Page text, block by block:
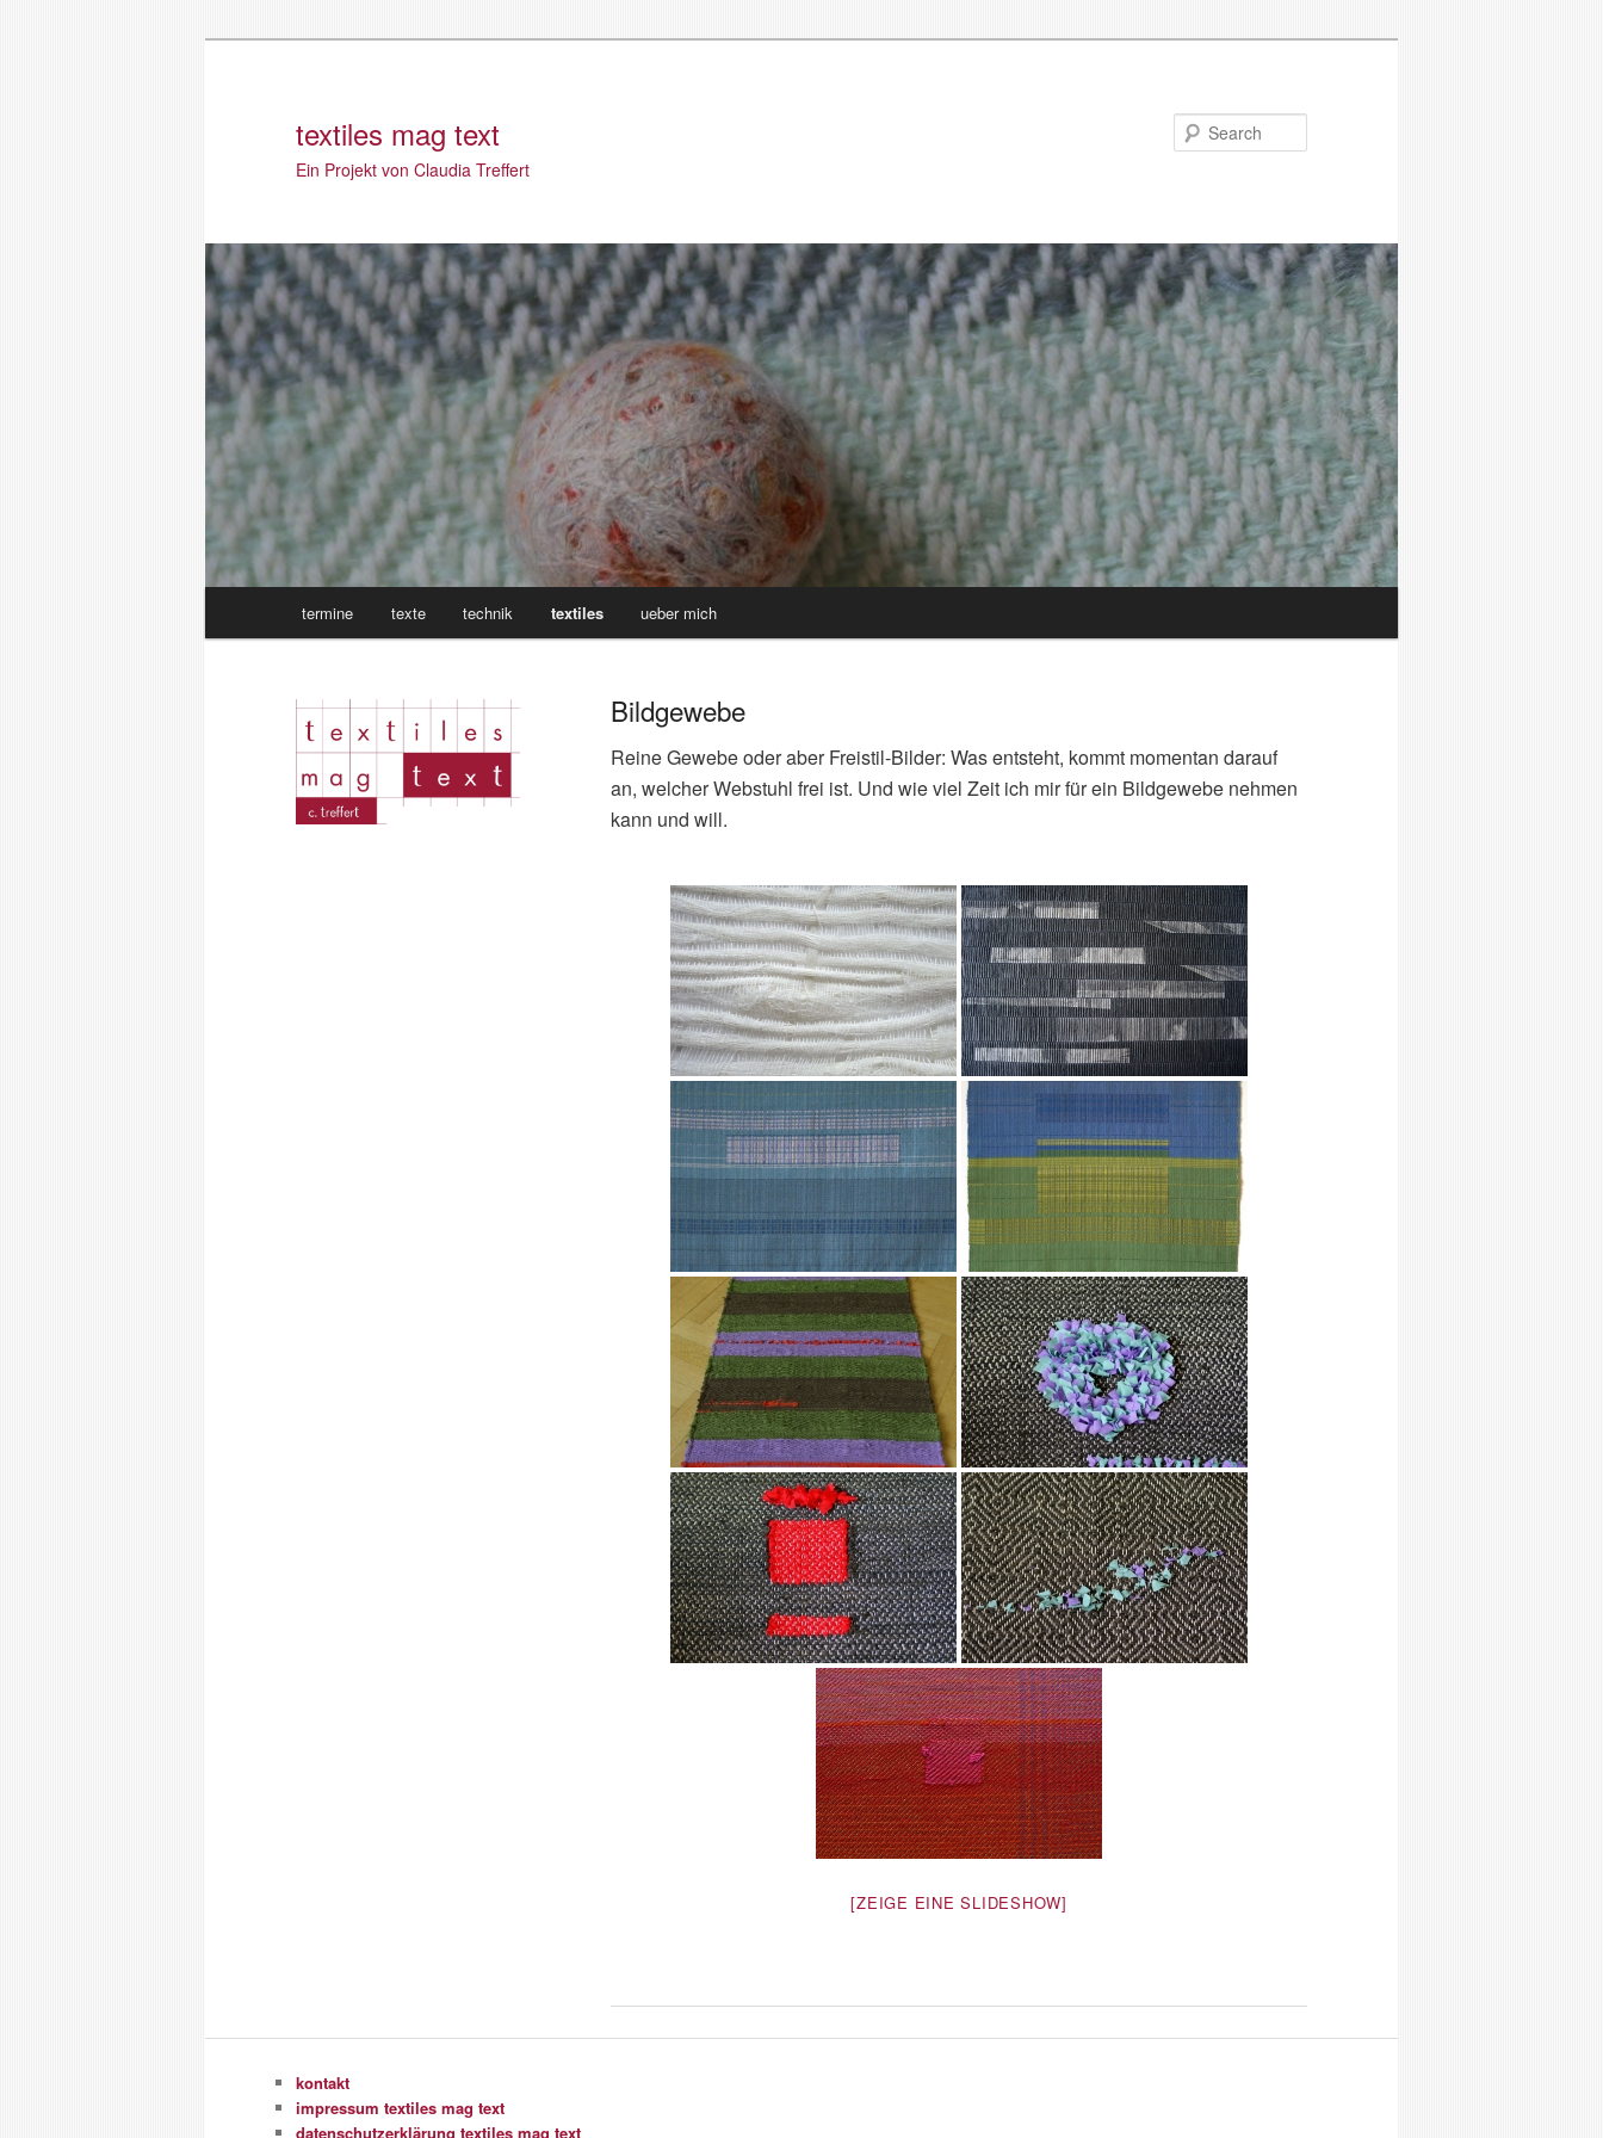
textiles mag text
Ein Projekt von Claudia Treffert
menu
Skip
primary
content
termine texte technik textiles ueber mich
Bildgewebe
Reine Gewebe oder aber Freistil-Bilder: Was entsteht, kommt momentan darauf
an, welcher Webstuhl frei ist. Und wie viel Zeit ich mir für ein Bildgewebe nehmen
kann und will.
[ZEIGE EINE SLIDESHOW]
kontakt
impressum textiles mag text
datenschutzerklärung textiles mag text